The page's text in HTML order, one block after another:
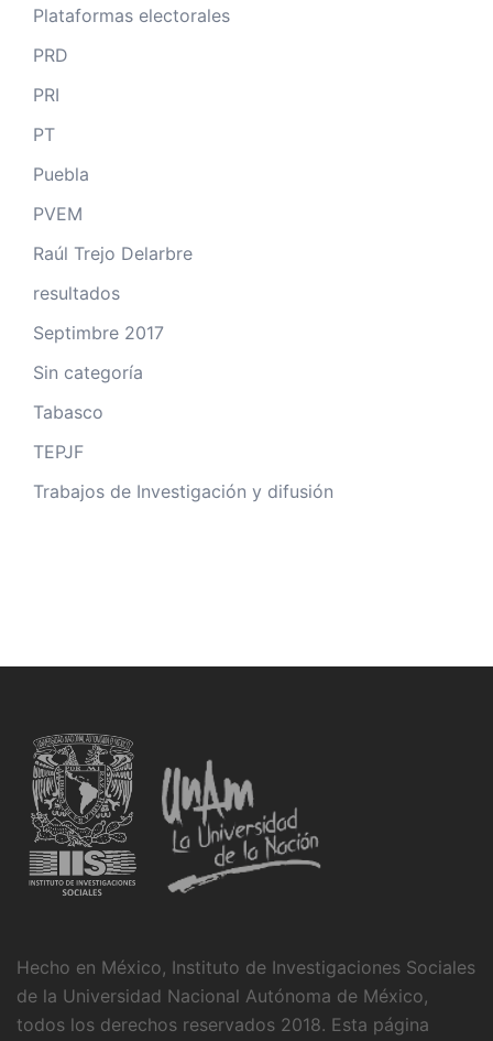
Plataformas electorales
PRD
PRI
PT
Puebla
PVEM
Raúl Trejo Delarbre
resultados
Septimbre 2017
Sin categoría
Tabasco
TEPJF
Trabajos de Investigación y difusión
Hecho en México, Instituto de Investigaciones Sociales
de la Universidad Nacional Autónoma de México,
todos los derechos reservados 2018. Esta página